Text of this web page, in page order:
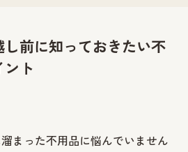
前に知っておきたい不
ト
まった不用品に悩んでいません